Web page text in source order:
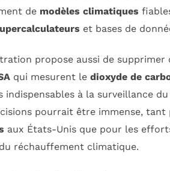
de modèles climatiques
et bases de
propose aussi de
qui mesurent le dioxyde de
indispensables à la surveillance
pourrait être immense,
aux États-Unis que pour les
réchauffement climatique.